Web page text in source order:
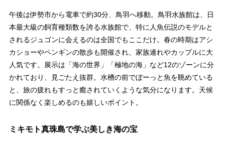
午後は伊勢市から電車で約30分、鳥羽へ移動。鳥羽水族館は、日
本最大級の飼育種類数を誇る水族館で、特に人魚伝説のモデルと
されるジュゴンに会えるのは全国でもここだけ。春の時期はアシ
カショーやペンギンの散歩も開催され、家族連れやカップルに大
人気です。展示は「海の世界」「極地の海」など12のゾーンに分
かれており、見ごたえ抜群。水槽の前でぼーっと魚を眺めている
と、旅の疲れもすっと癒されていくような気分になります。天候
に関係なく楽しめるのも嬉しいポイント。
ミキモト真珠島で学ぶ美しき海の宝